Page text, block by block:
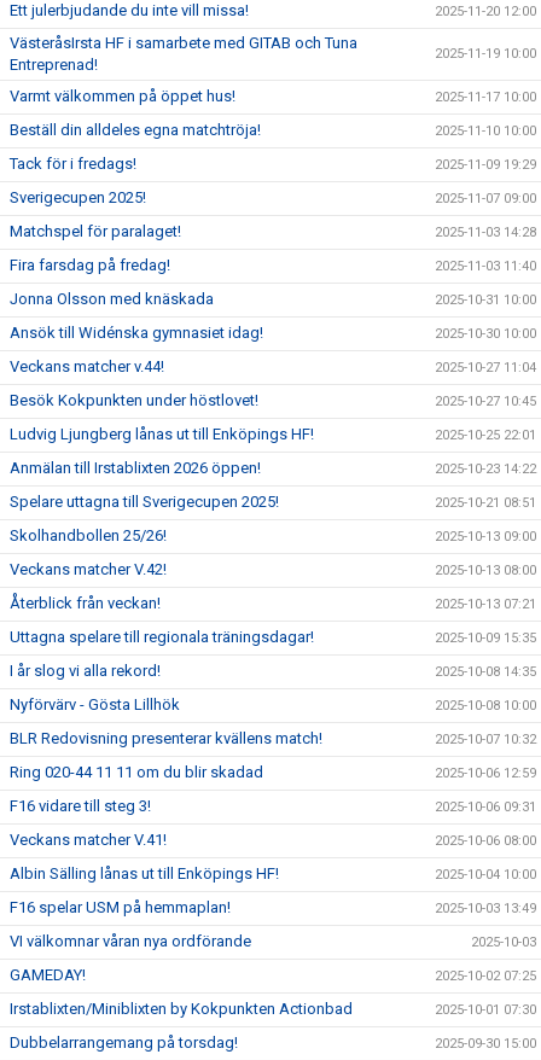
Ett julerbjudande du inte vill missa! 2025-11-20 12:00
VästeråsIrsta HF i samarbete med GITAB och Tuna
Entreprenad!
2025-11-19 10:00
Varmt välkommen på öppet hus! 2025-11-17 10:00
Beställ din alldeles egna matchtröja! 2025-11-10 10:00
Tack för i fredags! 2025-11-09 19:29
Sverigecupen 2025! 2025-11-07 09:00
Matchspel för paralaget! 2025-11-03 14:28
Fira farsdag på fredag! 2025-11-03 11:40
Jonna Olsson med knäskada 2025-10-31 10:00
Ansök till Widénska gymnasiet idag! 2025-10-30 10:00
Veckans matcher v.44! 2025-10-27 11:04
Besök Kokpunkten under höstlovet! 2025-10-27 10:45
Ludvig Ljungberg lånas ut till Enköpings HF! 2025-10-25 22:01
Anmälan till Irstablixten 2026 öppen! 2025-10-23 14:22
Spelare uttagna till Sverigecupen 2025! 2025-10-21 08:51
Skolhandbollen 25/26! 2025-10-13 09:00
Veckans matcher V.42! 2025-10-13 08:00
Återblick från veckan! 2025-10-13 07:21
Uttagna spelare till regionala träningsdagar! 2025-10-09 15:35
I år slog vi alla rekord! 2025-10-08 14:35
Nyförvärv - Gösta Lillhök 2025-10-08 10:00
BLR Redovisning presenterar kvällens match! 2025-10-07 10:32
Ring 020-44 11 11 om du blir skadad 2025-10-06 12:59
F16 vidare till steg 3! 2025-10-06 09:31
Veckans matcher V.41! 2025-10-06 08:00
Albin Sälling lånas ut till Enköpings HF! 2025-10-04 10:00
F16 spelar USM på hemmaplan! 2025-10-03 13:49
VI välkomnar våran nya ordförande 2025-10-03
GAMEDAY! 2025-10-02 07:25
Irstablixten/Miniblixten by Kokpunkten Actionbad 2025-10-01 07:30
Dubbelarrangemang på torsdag! 2025-09-30 15:00